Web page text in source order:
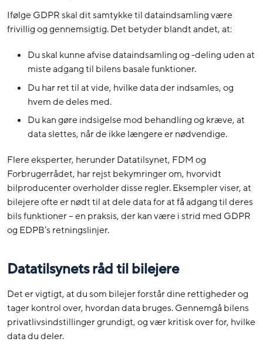
Ifølge GDPR skal dit samtykke til dataindsamling være
frivillig og gennemsigtig. Det betyder blandt andet, at:
Du skal kunne afvise dataindsamling og -deling uden at
miste adgang til bilens basale funktioner.
Du har ret til at vide, hvilke data der indsamles, og
hvem de deles med.
Du kan gøre indsigelse mod behandling og kræve, at
data slettes, når de ikke længere er nødvendige.
Flere eksperter, herunder Datatilsynet, FDM og
Forbrugerrådet, har rejst bekymringer om, hvorvidt
bilproducenter overholder disse regler. Eksempler viser, at
bilejere ofte er nødt til at dele data for at få adgang til deres
bils funktioner – en praksis, der kan være i strid med GDPR
og EDPB’s retningslinjer.
Datatilsynets råd til bilejere
Det er vigtigt, at du som bilejer forstår dine rettigheder og
tager kontrol over, hvordan data bruges. Gennemgå bilens
privatlivsindstillinger grundigt, og vær kritisk over for, hvilke
data du deler.